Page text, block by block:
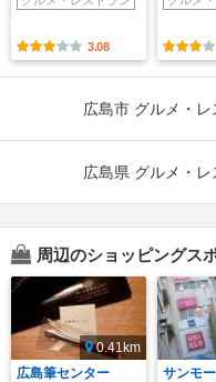
3.08
広島市 グルメ・
広島県 グルメ・
周辺のショッピングス
0.41km
広島筆センター
サンモ